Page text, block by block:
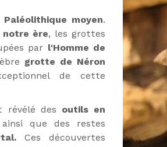
Paléolithique moyen.
notre ère, les grottes
par l'Homme de
grotte de Néron
de cette
révélé des outils en
que des restes
Ces découvertes